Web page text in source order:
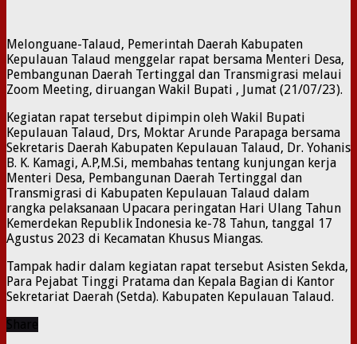
Melonguane-Talaud, Pemerintah Daerah Kabupaten
Kepulauan Talaud menggelar rapat bersama Menteri Desa,
Pembangunan Daerah Tertinggal dan Transmigrasi melaui
Zoom Meeting, diruangan Wakil Bupati , Jumat (21/07/23).
Kegiatan rapat tersebut dipimpin oleh Wakil Bupati
Kepulauan Talaud, Drs, Moktar Arunde Parapaga bersama
Sekretaris Daerah Kabupaten Kepulauan Talaud, Dr. Yohanis
B. K. Kamagi, A.P,M.Si, membahas tentang kunjungan kerja
Menteri Desa, Pembangunan Daerah Tertinggal dan
Transmigrasi di Kabupaten Kepulauan Talaud dalam
rangka pelaksanaan Upacara peringatan Hari Ulang Tahun
Kemerdekan Republik Indonesia ke-78 Tahun, tanggal 17
Agustus 2023 di Kecamatan Khusus Miangas.
Tampak hadir dalam kegiatan rapat tersebut Asisten Sekda,
Para Pejabat Tinggi Pratama dan Kepala Bagian di Kantor
Sekretariat Daerah (Setda). Kabupaten Kepulauan Talaud.